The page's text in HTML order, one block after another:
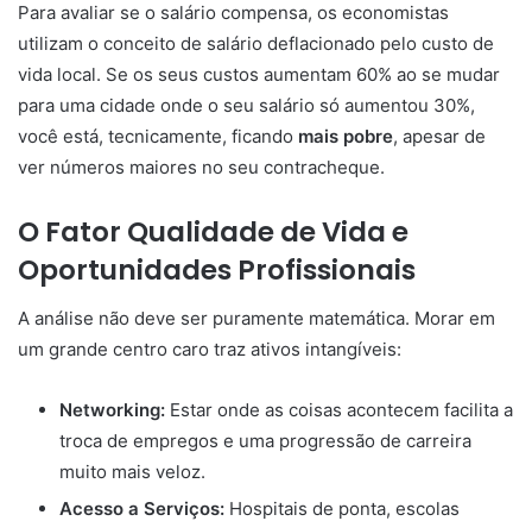
Para avaliar se o salário compensa, os economistas
utilizam o conceito de salário deflacionado pelo custo de
vida local. Se os seus custos aumentam 60% ao se mudar
para uma cidade onde o seu salário só aumentou 30%,
você está, tecnicamente, ficando mais pobre, apesar de
ver números maiores no seu contracheque.
O Fator Qualidade de Vida e
Oportunidades Profissionais
A análise não deve ser puramente matemática. Morar em
um grande centro caro traz ativos intangíveis:
Networking: Estar onde as coisas acontecem facilita a
troca de empregos e uma progressão de carreira
muito mais veloz.
Acesso a Serviços: Hospitais de ponta, escolas